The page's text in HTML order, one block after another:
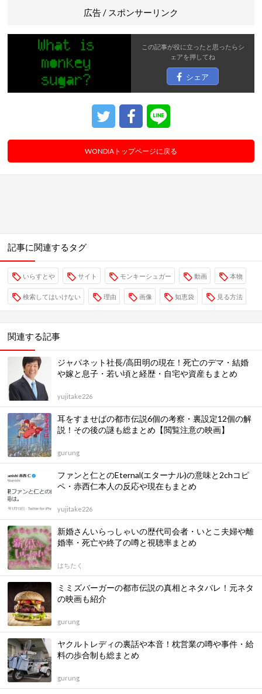
広告 / スポンサーリンク
この記事が役に立ったと思ったらシ
ェアを押してね
シェア
WONDIAトップページに戻る
記事に関連するタグ
いらすとや サイト モンキーシュガー 動画 本物
検索してはいけない 理由 画像 知恵袋 見る方法
関連する記事
ジャパネット社長/高田明の現在！死亡のデマ・結婚
や嫁と息子・若い頃と経歴・自宅や資産もまとめ
yujitake226
耳をすませばの都市伝説6個の考察・裏設定12個の解
説！その後の謎も総まとめ【閲覧注意の映画】
gurung
ファンと仁とのEternal(エターナル)の意味と2chコピ
ペ・赤西仁本人の反応や現在もまとめ
yujitake226
新婚さんいらっしゃいの歴代司会者・いとこ夫婦や離
婚率・死亡や終了の噂と視聴率まとめ
はちたく
ミミズバーガーの都市伝説の真相とネタバレ！元ネタ
の映画も紹介
gurung
ヤクルトレディの裏話や本音！枕営業の噂や事件・給
料の歩合制も総まとめ
gurung